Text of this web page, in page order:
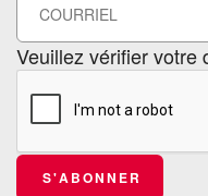
Veuillez vérifier votre
S'ABONNER